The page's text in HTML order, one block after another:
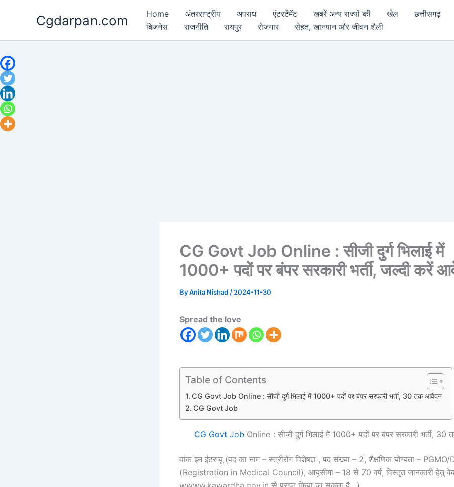
Cgdarpan.com Home अंतरराष्ट्रीय अपराध एंटरटेंमेंट खबरें अन्य राज्यों की खेल छत्तीसगढ़
बिजनेस
राजनीति रायपुर रोजगार सेहत, खानपान और जीवन शैली
CG Govt Job Online : सीजी दुर्ग भिलाई में
1000+ पदों पर बंपर सरकारी भर्ती, जल्दी करें
ByAnita Nishad / 2024-11-30
Spread the love
Table of Contents
CG Govt Job Online : सीजी दुर्ग भिलाई में 1000+ पदों पर बंपर सरकारी भर्ती, 30 तक आवेदन
CG Govt Job
CG Govt Job Online : सीजी दुर्ग भिलाई में 1000+ पदों पर बंपर सरकारी भर्ती,
वांक इन इंटरव्यू (पद का नाम – स्त्रीरोग विशेषज्ञ , पद संख्या – 2, शैक्षणिक योग्यता –
(Registration in Medical Council), आयुसीमा – 18 से 70 वर्ष, विस्तृत जानकारी हेतु